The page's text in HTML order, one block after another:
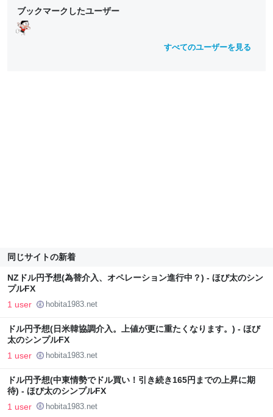
ブックマークしたユーザー
すべてのユーザーを見る
同じサイトの新着
NZドル円予想(為替介入、オペレーション進行中？) - ほび太のシン
プルFX
1 user hobita1983.net
ドル円予想(日米韓協調介入。上値が更に重たくなります。) - ほび
太のシンプルFX
1 user hobita1983.net
ドル円予想(中東情勢でドル買い！引き続き165円までの上昇に期
待) - ほび太のシンプルFX
1 user hobita1983.net